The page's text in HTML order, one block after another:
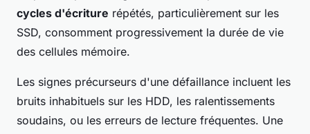
cycles d'écriture répétés, particulièrement sur les
SSD, consomment progressivement la durée de vie
des cellules mémoire.
Les signes précurseurs d'une défaillance incluent les
bruits inhabituels sur les HDD, les ralentissements
soudains, ou les erreurs de lecture fréquentes. Une